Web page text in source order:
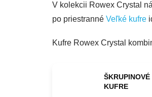
V kolekcii Rowex Crystal
po priestranné Veľké kufre
Kufre Rowex Crystal
ŠKRUPINOVÉ
KUFRE